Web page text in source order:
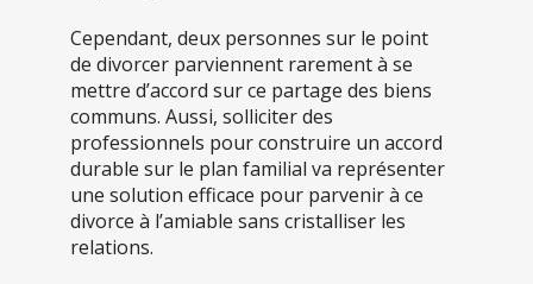
Cependant, deux personnes sur le point
de divorcer parviennent rarement à se
mettre d’accord sur ce partage des biens
communs. Aussi, solliciter des
professionnels pour construire un accord
durable sur le plan familial va représenter
une solution efficace pour parvenir à ce
divorce à l’amiable sans cristalliser les
relations.